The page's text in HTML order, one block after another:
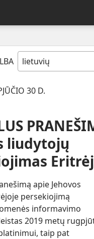
30 D.
liudytojų
apie Jehovos
persekiojimą
informavimo
2019 metų
taip pat